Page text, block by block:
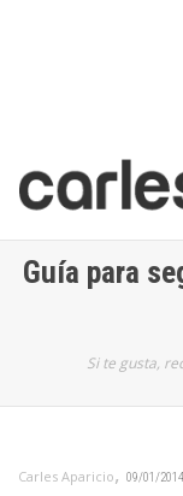
Guía para
Si te gusta,
Carles Aparicio, 09/01/2014